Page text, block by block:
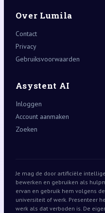
Over Lumila
Contact
Privacy
Gebruiksvoorwaarden
Asystent AI
Inloggen
Account aanmaken
Zoeken
Je mag de door artificiële
bewerken en gebruiken als
ervan en gebruik hem volgens
universiteit of werk. Presenteer
werk als dat verboden is. De